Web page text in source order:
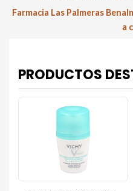
Farmacia Las Palmeras
a